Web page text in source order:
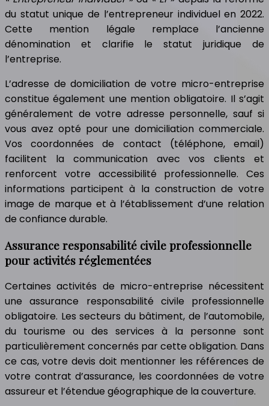
du statut unique de l’entrepreneur individuel en 2022.
Cette mention légale remplace l’ancienne
dénomination et clarifie le statut juridique de
l’entreprise.
L’adresse de domiciliation de votre micro-entreprise
constitue également une mention obligatoire. Il s’agit
généralement de votre adresse personnelle, sauf si
vous avez opté pour une domiciliation commerciale.
Vos coordonnées de contact (téléphone, email)
facilitent la communication avec vos clients et
renforcent votre accessibilité professionnelle. Ces
informations participent à la construction de votre
image de marque et à l’établissement d’une relation
de confiance durable.
Assurance responsabilité civile professionnelle
pour activités réglementées
Certaines activités de micro-entreprise nécessitent
une assurance responsabilité civile professionnelle
obligatoire. Les secteurs du bâtiment, de l’automobile,
du tourisme ou des services à la personne sont
particulièrement concernés par cette obligation. Dans
ce cas, votre devis doit mentionner les références de
votre contrat d’assurance, les coordonnées de votre
assureur et l’étendue géographique de la couverture.